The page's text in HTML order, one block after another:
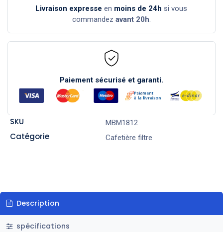
Livraison expresse en moins de 24h si vous
commandez avant 20h.
Paiement sécurisé et garanti.
SKU MBM1812
Catégorie Cafetière filtre
Description
spécifications